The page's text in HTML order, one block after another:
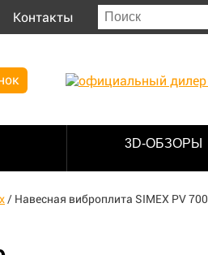
Контакты
3D-ОБЗОРЫ
/ Навесная виброплита SIMEX PV 700